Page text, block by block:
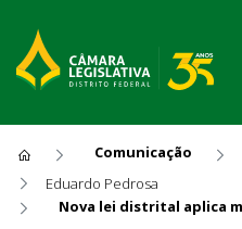
Comunicação
Eduardo Pedrosa